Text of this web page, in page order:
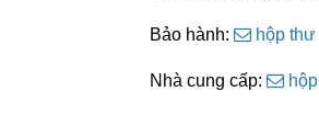
Bảo hành: hộp thư
Nhà cung cấp: